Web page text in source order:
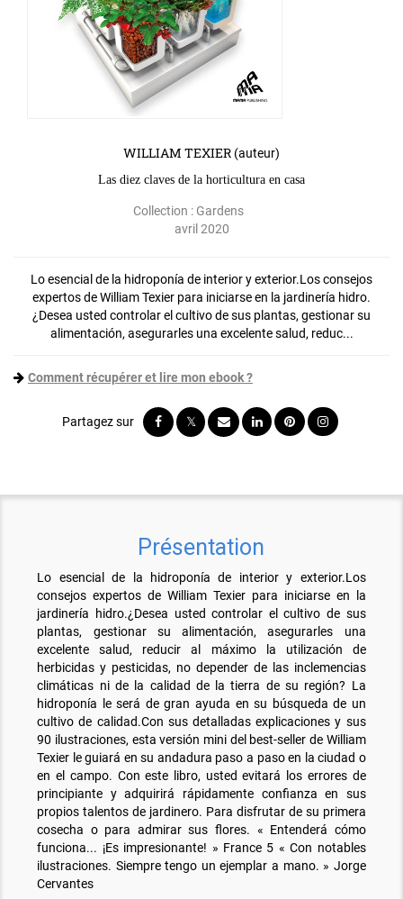
WILLIAM TEXIER (auteur)
Las diez claves de la horticultura en casa
Collection : Gardens
avril 2020
Lo esencial de la hidroponía de interior y exterior.Los consejos
expertos de William Texier para iniciarse en la jardinería hidro.
¿Desea usted controlar el cultivo de sus plantas, gestionar su
alimentación, asegurarles una excelente salud, reduc...
Comment récupérer et lire mon ebook ?
Présentation
Lo esencial de la hidroponía de interior y exterior.Los
consejos expertos de William Texier para iniciarse en la
jardinería hidro.¿Desea usted controlar el cultivo de sus
plantas, gestionar su alimentación, asegurarles una
excelente salud, reducir al máximo la utilización de
herbicidas y pesticidas, no depender de las inclemencias
climáticas ni de la calidad de la tierra de su región? La
hidroponía le será de gran ayuda en su búsqueda de un
cultivo de calidad.Con sus detalladas explicaciones y sus
90 ilustraciones, esta versión mini del best-seller de William
Texier le guiará en su andadura paso a paso en la ciudad o
en el campo. Con este libro, usted evitará los errores de
principiante y adquirirá rápidamente confianza en sus
propios talentos de jardinero. Para disfrutar de su primera
cosecha o para admirar sus flores. « Entenderá cómo
funciona... ¡Es impresionante! » France 5 « Con notables
ilustraciones. Siempre tengo un ejemplar a mano. » Jorge
Cervantes